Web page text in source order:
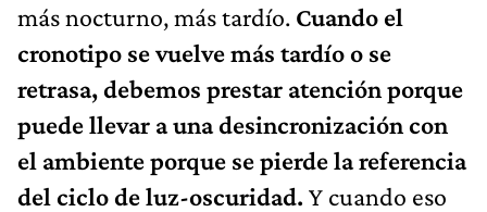
más nocturno, más tardío. Cuando el
cronotipo se vuelve más tardío o se
retrasa, debemos prestar atención porque
puede llevar a una desincronización con
el ambiente porque se pierde la referencia
del ciclo de luz-oscuridad. Y cuando eso